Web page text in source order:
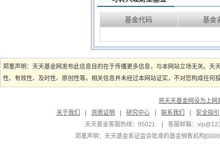
基金代码 基金
郑重声明：天天基金网发布此信息目的在于传播更多信息，与本网站立场无关。
性、有效性、及时性、原创性等。相关信息并未经过本网站证实，不对您构成任
将天天基金网设为上网
关于我们
资质证明 研究中心 联系我们
安全指引
天天基金客服热线：95021
客服邮箱：
郑重声明：天天基金系证监会批准的基金销售机构